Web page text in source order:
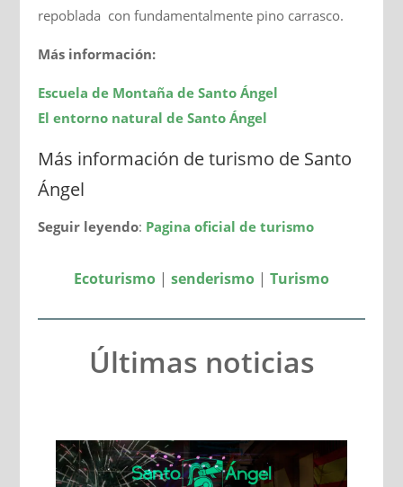
repoblada con fundamentalmente pino carrasco.
Más información:
Escuela de Montaña de Santo Ángel
El entorno natural de Santo Ángel
Más información de turismo de Santo
Ángel
Seguir leyendo: Pagina oficial de turismo
Ecoturismo | senderismo | Turismo
Últimas noticias